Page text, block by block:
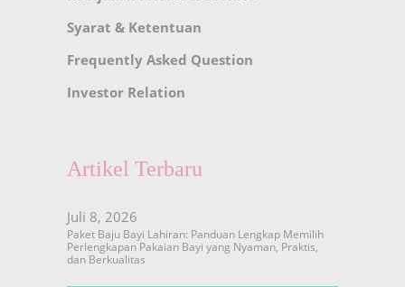
Syarat & Ketentuan
Frequently Asked Question
Investor Relation
Artikel Terbaru
Juli 8, 2026
Paket Baju Bayi Lahiran: Panduan Lengkap Memilih
Perlengkapan Pakaian Bayi yang Nyaman, Praktis,
dan Berkualitas